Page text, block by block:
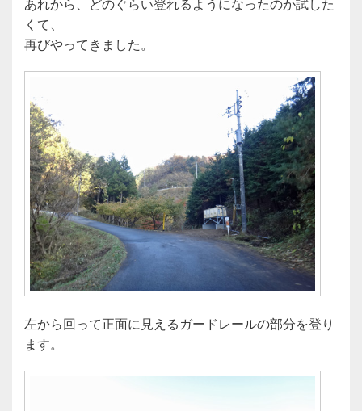
くて、
再びやってきました。
左から回って正面に見えるガードレールの部分を登り
ます。